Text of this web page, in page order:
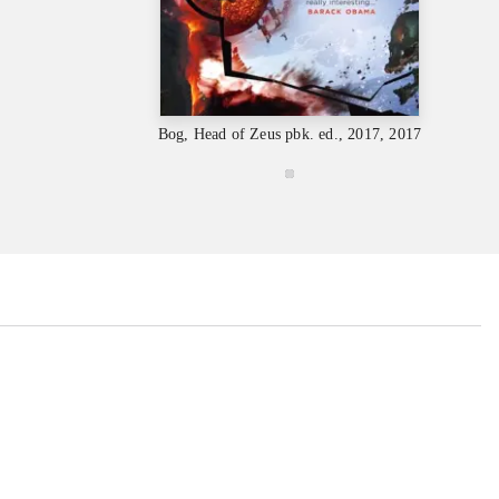
Bog, Head of Zeus pbk. ed., 2017, 2017